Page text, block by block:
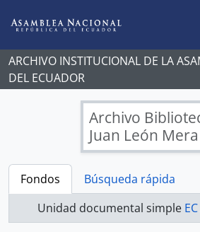
ARCHIVO INSTITUCIONAL DE LA
DEL ECUADOR
Archivo
Juan León Mera
Fondos
Búsqueda rápida
Unidad documental simple EC AN